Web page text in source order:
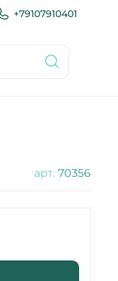
+79107910401
арт. 70356